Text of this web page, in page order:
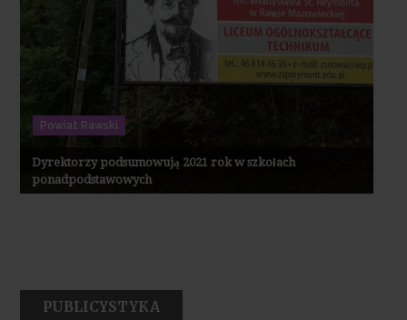
Powiat Rawski
Dyrektorzy podsumowują 2021 rok w szkołach
ponadpodstawowych
PUBLICYSTYKA